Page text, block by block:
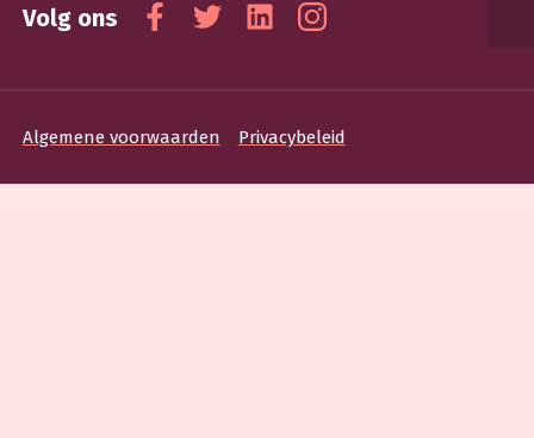
Volg ons
Facebook
TwitterLinkedinInstagram
Algemene voorwaarden Privacybeleid